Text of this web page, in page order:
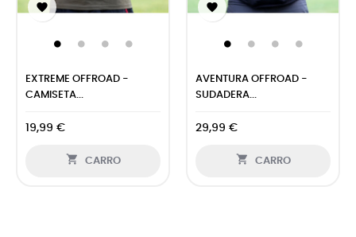

EXTREME OFFROAD -
CAMISETA...
19,99 €
 CARRO

AVENTURA OFFROAD -
SUDADERA...
29,99 €
 CARRO